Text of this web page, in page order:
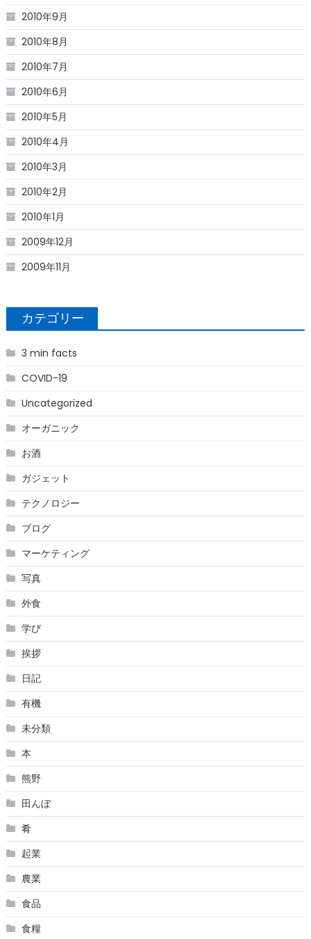
2010年9月
2010年8月
2010年7月
2010年6月
2010年5月
2010年4月
2010年3月
2010年2月
2010年1月
2009年12月
2009年11月
カテゴリー
3 min facts
COVID-19
Uncategorized
オーガニック
お酒
ガジェット
テクノロジー
ブログ
マーケティング
写真
外食
学び
挨拶
日記
有機
未分類
本
熊野
田んぼ
肴
起業
農業
食品
食糧